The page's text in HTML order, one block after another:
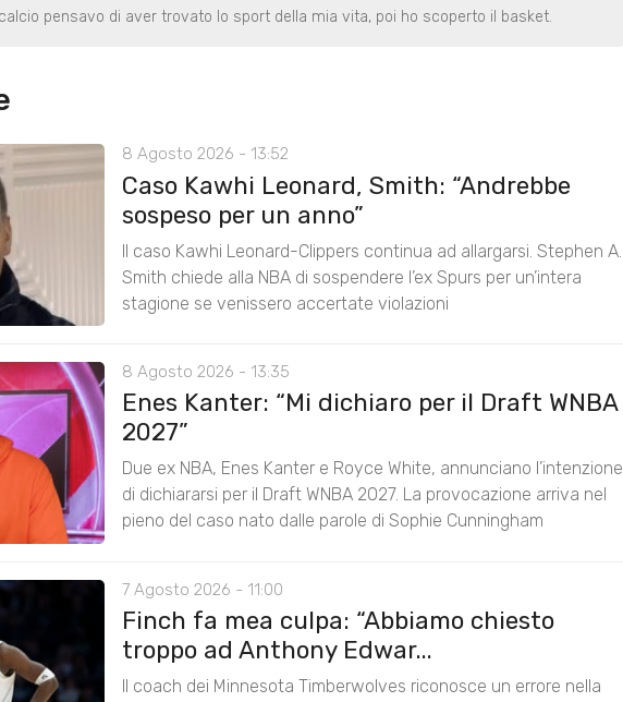
pensavo di aver trovato lo sport della mia vita, poi ho scoperto il basket.
8 Agosto 2026 - 13:52
Caso Kawhi Leonard, Smith: “Andrebbe
sospeso per un anno”
Il caso Kawhi Leonard-Clippers continua ad allargarsi. Stephen A.
Smith chiede alla NBA di sospendere l’ex Spurs per un’intera
stagione se venissero accertate violazioni
8 Agosto 2026 - 13:35
Enes Kanter: “Mi dichiaro per il Draft WNBA
2027”
Due ex NBA, Enes Kanter e Royce White, annunciano l’intenzione
di dichiararsi per il Draft WNBA 2027. La provocazione arriva nel
pieno del caso nato dalle parole di Sophie Cunningham
7 Agosto 2026 - 11:00
Finch fa mea culpa: “Abbiamo chiesto
troppo ad Anthony Edwar...
Il coach dei Minnesota Timberwolves riconosce un errore nella